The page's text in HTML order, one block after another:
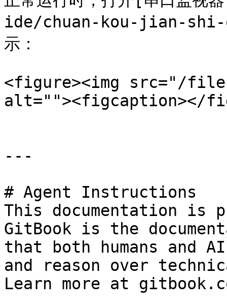
ide/chuan-kou-jian-shi-
示：
<figure><img src="/
alt=""><figcaption></
---
# Agent Instructions
This documentation is
GitBook is the
that both humans and
and reason over
Learn more at